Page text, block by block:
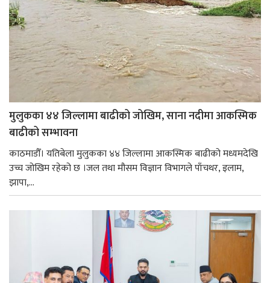
मुलुकका ४४ जिल्लामा बाढीको जोखिम, साना नदीमा आकस्मिक
बाढीको सम्भावना
काठमाडौँ। यतिबेला मुलुकका ४४ जिल्लामा आकस्मिक बाढीको मध्यमदेखि
उच्च जोखिम रहेको छ ।जल तथा मौसम विज्ञान विभागले पाँचथर, इलाम,
झापा,...